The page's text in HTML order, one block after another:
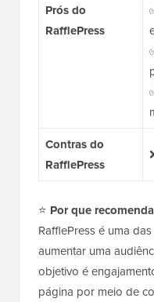
Prós do
RafflePress
Contras do
RafflePress
⭐ Por que
RafflePress é uma
aumentar uma
objetivo é
página por meio de